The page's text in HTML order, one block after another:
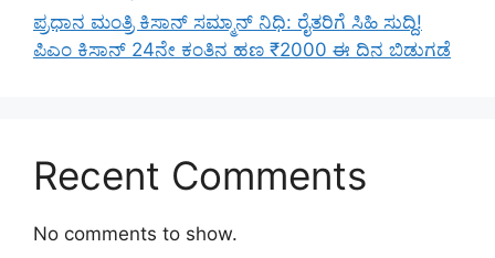
ಪ್ರಧಾನ ಮಂತ್ರಿ ಕಿಸಾನ್ ಸಮ್ಮಾನ್ ನಿಧಿ: ರೈತರಿಗೆ ಸಿಹಿ ಸುದ್ದಿ!
ಪಿಎಂ ಕಿಸಾನ್ 24ನೇ ಕಂತಿನ ಹಣ ₹2000 ಈ ದಿನ ಬಿಡುಗಡೆ
Recent Comments
No comments to show.